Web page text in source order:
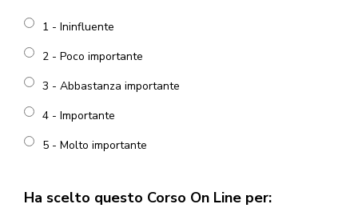
1 - Ininfluente
2 - Poco importante
3 - Abbastanza importante
4 - Importante
5 - Molto importante
Ha scelto questo Corso On Line per: